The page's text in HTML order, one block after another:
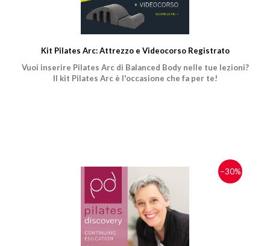
Kit Pilates Arc: Attrezzo e Videocorso Registrato
Vuoi inserire Pilates Arc di Balanced Body nelle tue lezioni?
Il kit Pilates Arc è l'occasione che fa per te!
−30%